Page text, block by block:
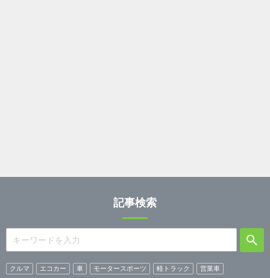
記事検索
クルマ エコカー 車 モータースポーツ 軽トラック
営業車